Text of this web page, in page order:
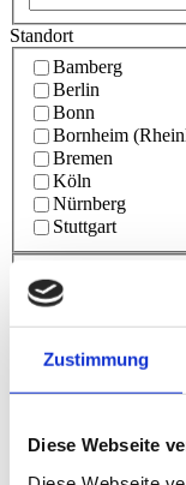
Zustimmung
Diese Webseite
Standort
Bamberg
Berlin
Bonn
Bornheim
Bremen
Köln
Nürnberg
Stuttgart
Persönliche
Titel
Vorname*
Straße *